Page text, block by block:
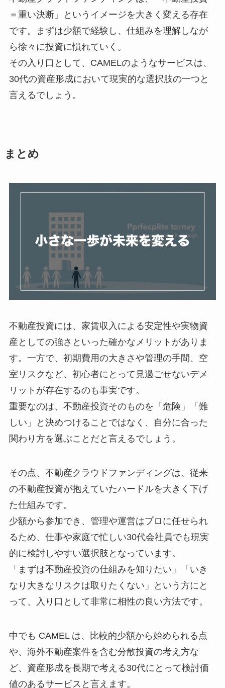
＝重い決断」というイメージを大きく変える存在
です。まずは少額で経験し、仕組みを理解しなが
ら徐々に投資に慣れていく。
その入り口として、CAMELのようなサービスは、
30代の資産形成において現実的な選択肢の一つと
言えるでしょう。
まとめ
不動産投資には、家賃収入による安定性や実物資
産としての強さといった確かなメリットがありま
す。一方で、初期費用の大きさや管理の手間、空
室リスクなど、初心者にとって見過ごせないデメ
リットが存在するのも事実です。
重要なのは、不動産投資そのものを「危険」「難
しい」と決めつけることではなく、自分に合った
関わり方を選ぶことだと言えるでしょう。
その点、不動産クラウドファンディングは、従来
の不動産投資が抱えていたハードルを大きく下げ
た仕組みです。
少額から参加でき、管理や運営はプロに任せられ
るため、仕事や家庭で忙しい30代会社員でも現実
的に検討しやすい選択肢となっています。
「まずは不動産投資の仕組みを知りたい」「いき
なり大きなリスクは取りたくない」という方にと
って、入り口として非常に相性の良い方法です。
中でも CAMEL は、比較的少額から始められる点
や、海外不動産案件を含む分散投資の考え方な
ど、資産形成を長期で考える30代にとって検討価
値のあるサービスと言えます。